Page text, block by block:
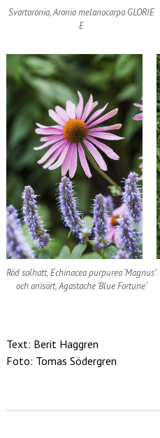
Svartaronia, Aronia melanocarpa GLORIE
E
Röd solhatt, Echinacea purpurea ‘Magnus’
och anisört, Agastache ‘Blue Fortune’
Text: Berit Haggren
Foto: Tomas Södergren